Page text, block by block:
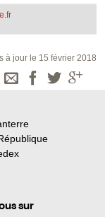
à jour le 15 février 2018
sur